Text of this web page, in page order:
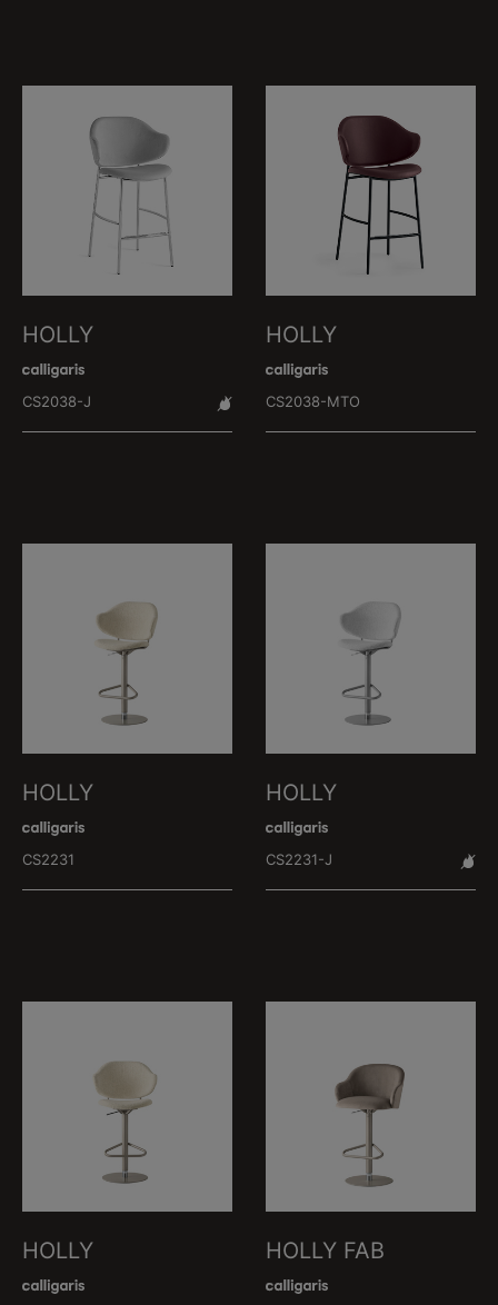
HOLLY
CS2038-J
HOLLY
CS2038-MTO
HOLLY
CS2231
HOLLY
CS2231-J
HOLLY HOLLY FAB